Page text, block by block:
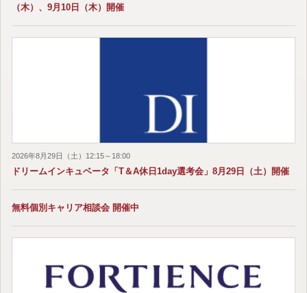
（木）、9月10日（木）開催
2026年8月29日（土）12:15～18:00
ドリームインキュベータ「T＆A休日1day選考会」8月29日（土）開催
無料個別キャリア相談会 開催中